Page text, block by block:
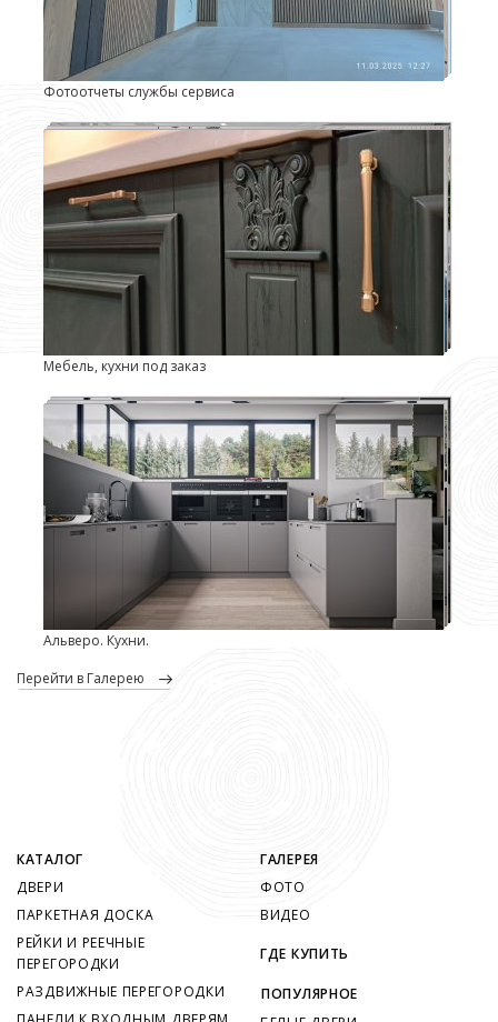
Фотоотчеты службы сервиса
Мебель, кухни под заказ
Альверо. Кухни.
перейти в Галерею
КАТАЛОГ
ДВЕРИ
ПАРКЕТНАЯ ДОСКА
РЕЙКИ И РЕЕЧНЫЕ
ПЕРЕГОРОДКИ
РАЗДВИЖНЫЕ ПЕРЕГОРОДКИ
ГАЛЕРЕЯ
ФОТО
ВИДЕО
ГДЕ КУПИТЬ
ПОПУЛЯРНОЕ